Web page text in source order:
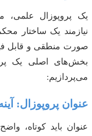
یک پروپوزال علمی،
نیازمند یک ساختار
صورت منطقی و قابل
بخش‌های اصلی یک
می‌پردازیم:
عنوان پروپوزال:
عنوان باید کوتاه،